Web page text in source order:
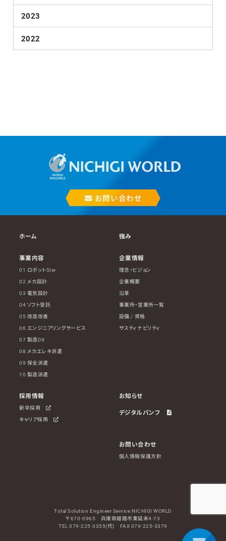
2023
2022
お問い合わせ
ホーム 強み
事業内容
01 ロボットSIer
02 メカ設計
03 電気設計
04 ソフト受託
05 改造改善
06 エンジニアリングサービス
07 製造DX
08 メカエレキ派遣
09 保全派遣
10 製造派遣
企業情報
理念・ビジョン
企業概要
沿革
事業所・営業所一覧
設備 / 資格
サスティナビリティ
採用情報
新卒採用
キャリア採用
お知らせ
デジタルパンフ
お問い合わせ
個人情報保護方針
Total Solution Engineer Service NICHIGI WORLD
〒670-0965 兵庫県姫路市東延末4-73
TEL 079-225-3355(代) FAX 079-225-3379